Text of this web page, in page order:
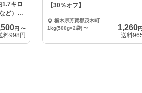
1.7キロ
ど）ぶ
円 〜
料998円
【30％オフ】
栃木県芳賀郡茂木町
1kg(500g×2袋) 〜 1,260円
+送料